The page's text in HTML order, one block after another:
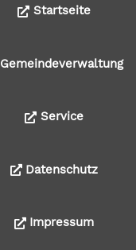
Startseite
Gemeindeverwaltung
Service
Datenschutz
Impressum